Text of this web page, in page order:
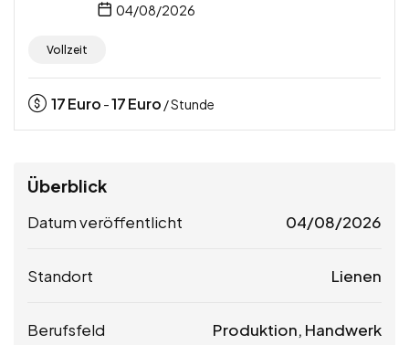
04/08/2026
Vollzeit
17Euro -17Euro / Stunde
Überblick
Datum veröffentlicht 04/08/2026
Standort Lienen
Berufsfeld Produktion, Handwerk